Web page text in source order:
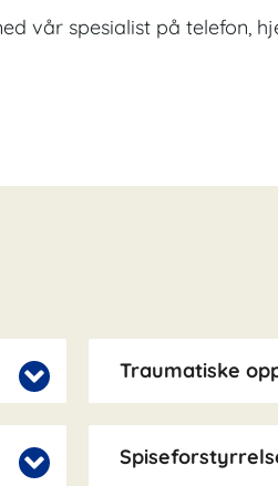
vår spesialist på telefon,
Traumatiske